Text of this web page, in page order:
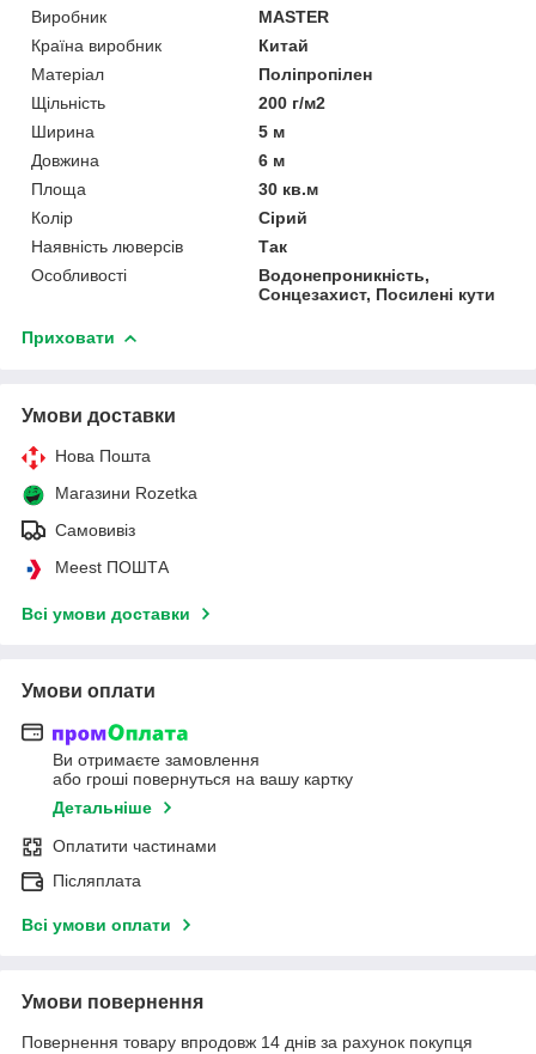
Виробник
MASTER
Країна виробник
Китай
Матеріал
Поліпропілен
Щільність
200 г/м2
Ширина
5 м
Довжина
6 м
Площа
30 кв.м
Колір
Сірий
Наявність люверсів
Так
Особливості
Водонепроникність,
Сонцезахист, Посилені кути
Приховати
Умови доставки
Нова Пошта
Магазини Rozetka
Самовивіз
Meest ПОШТА
Всі умови доставки
Умови оплати
Ви отримаєте замовлення
або гроші повернуться на вашу картку
Детальніше
Оплатити частинами
Післяплата
Всі умови оплати
Умови повернення
Повернення товару впродовж 14 днів за рахунок покупця